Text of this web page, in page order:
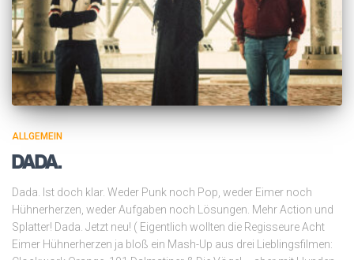
ALLGEMEIN
DADA.
Dada. Ist doch klar. Weder Punk noch Pop, weder Eimer noch
Hühnerherzen, weder Aufgaben noch Lösungen. Mehr Action und
Splatter! Dada. Jetzt neu! ( Eigentlich wollten die Regisseure Acht
Eimer Hühnerherzen ja bloß ein Mash-Up aus drei Lieblingsfilmen: